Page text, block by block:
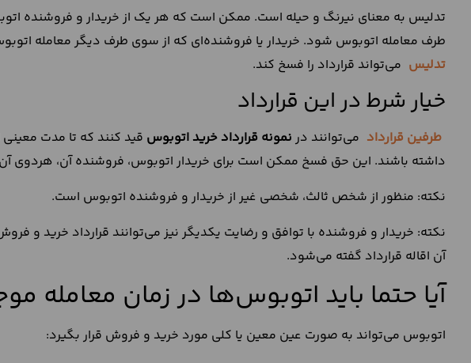
تدلیس به معنای نیرنگ و حیله است. ممکن است که هر یک از خریدار و فروشنده
طرف معامله اتوبوس شود. خریدار یا فروشنده‌ای که از سوی طرف دیگر معامله
تدلیس می‌تواند قرارداد را فسخ کند.
خیار شرط در این قرارداد
طرفین قرارداد می‎‌‌توانند در نمونه قرارداد خرید اتوبوس قید کنند که تا مدت معینی
داشته باشند. این حق فسخ ممکن است برای خریدار اتوبوس، فروشنده آن، هردوی
نکته: منظور از شخص ثالث، شخصی غیر از خریدار و فروشنده اتوبوس است.
نکته: خریدار و فروشنده با توافق و رضایت یکدیگر نیز می‌توانند قرارداد خرید و
آن اقاله قرارداد گفته می‌شود.
آیا حتما باید اتوبوس‌ها در زمان معامله
اتوبوس می‌تواند به صورت عین معین یا کلی مورد خرید و فروش قرار بگیرد: